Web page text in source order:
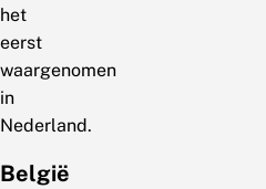
het
eerst
waargenomen
in
Nederland.
België